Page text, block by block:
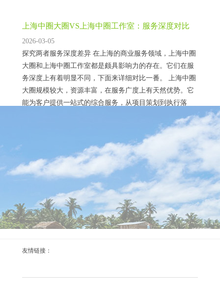
上海中圈大圈VS上海中圈工作室：服务深度对比
2026-03-05
探究两者服务深度差异 在上海的商业服务领域，上海中圈
大圈和上海中圈工作室都是颇具影响力的存在。它们在服
务深度上有着明显不同，下面来详细对比一番。 上海中圈
大圈规模较大，资源丰富，在服务广度上有天然优势。它
能为客户提供一站式的综合服务，从项目策划到执行落
地，各个环节都能覆盖。例如，某大型企业需要进行市场
推广活动，中圈大圈可以调动多方资源，从广告设计、媒
体投放、活动组织等方面全方位推进，确保项目顺利开...
上海高端外卖自带工作室品茶，便捷又享受
足不出户，品味上海高端茶韵 在上海这座繁华都市，生活
节奏快速，人们对于高品质生活的追求却从未停歇。高端
外卖自带工作室品茶服务应运而生，为忙碌的都市人提供
了便捷又享受的品茶新体验。这种服务打破了传统品茶的
空间限制，让人们无需前往茶馆，在家中、办公室或其他
任何地方，只需动动手指，就能品尝到来自专业工作室的
著。首先，工作室的茶叶品质有保障。这些工作室通常...
与故事
友情链接：